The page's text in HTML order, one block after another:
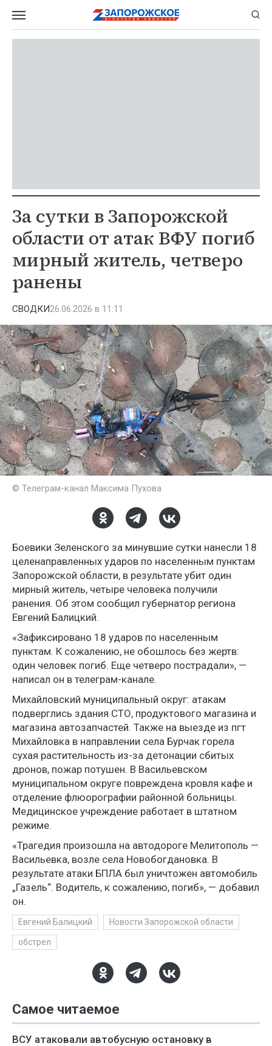
За сутки в Запорожской
области от атак ВФУ погиб
мирный житель, четверо
ранены
СВОДКИ26.06.2026 в 11:11
© Телеграм-канал Максима Пухова
Боевики Зеленского за минувшие сутки нанесли 18
целенаправленных ударов по населенным пунктам
Запорожской области, в результате убит один
мирный житель, четыре человека получили
ранения. Об этом сообщил губернатор региона
Евгений Балицкий.
«Зафиксировано 18 ударов по населенным
пунктам. К сожалению, не обошлось без жертв:
один человек погиб. Еще четверо пострадали», —
написал он в телеграм-канале.
Михайловский муниципальный округ: атакам
подверглись здания СТО, продуктового магазина и
магазина автозапчастей. Также на выезде из пгт
Михайловка в направлении села Бурчак горела
сухая растительность из-за детонации сбитых
дронов, пожар потушен. В Васильевском
муниципальном округе повреждена кровля кафе и
отделение флюорографии районной больницы.
Медицинское учреждение работает в штатном
режиме.
«Трагедия произошла на автодороге Мелитополь —
Васильевка, возле села Новобогдановка. В
результате атаки БПЛА был уничтожен автомобиль
„Газель“. Водитель, к сожалению, погиб», — добавил
он.
Евгений Балицкий Новости Запорожской области
обстрел
Самое читаемое
ВСУ атаковали автобусную остановку в